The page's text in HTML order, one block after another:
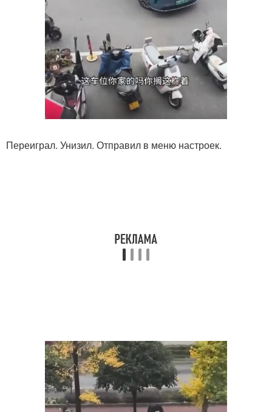
Переиграл. Унизил. Отправил в меню настроек.